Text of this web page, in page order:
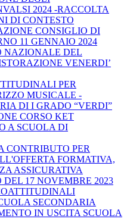
2024 -RACCOLTA
DI CONTESTO
CONSIGLIO DI
11 GENNAIO 2024
NAZIONALE DEL
VENERDI’
PER
MUSICALE -
DI I GRADO “VERDI”
CORSO KET
A SCUOLA DI
CONTRIBUTO PER
FORMATIVA,
ASSICURATIVA
DEL 17 NOVEMBRE 2023
SECONDARIA
IN USCITA SCUOLA